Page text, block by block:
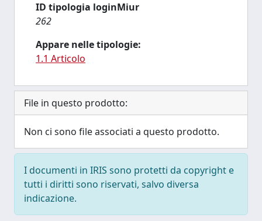
ID tipologia loginMiur
262
Appare nelle tipologie:
1.1 Articolo
File in questo prodotto:
Non ci sono file associati a questo prodotto.
I documenti in IRIS sono protetti da copyright e
tutti i diritti sono riservati, salvo diversa
indicazione.